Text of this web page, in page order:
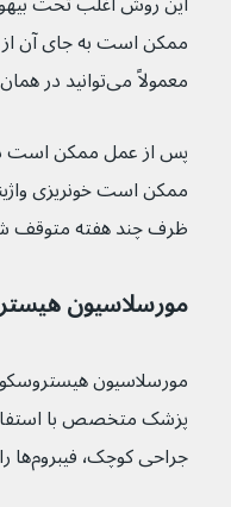
معمولاً می‌توانید در همان روز عمل به خانه بروید.
پس از عمل ممکن است
ممکن است خونریزی
ظرف چند هفته متوقف
مورسلاسیون
مورسلاسیون
پزشک متخصص با
جراحی کوچک٬ فیبروم‌ها را برمی‌دارد.